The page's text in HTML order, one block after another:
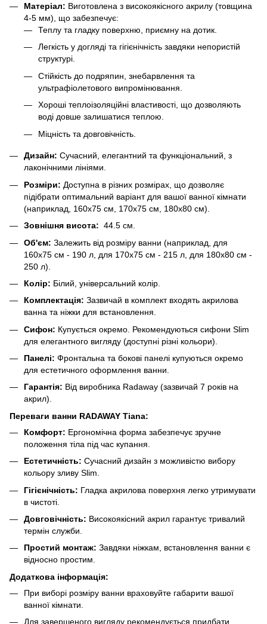
Матеріал: Виготовлена з високоякісного акрилу (товщина
4-5 мм), що забезпечує:
Теплу та гладку поверхню, приємну на дотик.
Легкість у догляді та гігієнічність завдяки непористій
структурі.
Стійкість до подряпин, знебарвлення та
ультрафіолетового випромінювання.
Хороші теплоізоляційні властивості, що дозволяють
воді довше залишатися теплою.
Міцність та довговічність.
Дизайн: Сучасний, елегантний та функціональний, з
лаконічними лініями.
Розміри: Доступна в різних розмірах, що дозволяє
підібрати оптимальний варіант для вашої ванної кімнати
(наприклад, 160x75 см, 170x75 см, 180x80 см).
Зовнішня висота: 44.5 см.
Об'єм: Залежить від розміру ванни (наприклад, для
160x75 см - 190 л, для 170x75 см - 215 л, для 180x80 см -
250 л).
Колір: Білий, універсальний колір.
Комплектація: Зазвичай в комплект входять акрилова
ванна та ніжки для встановлення.
Сифон: Купується окремо. Рекомендуються сифони Slim
для елегантного вигляду (доступні різні кольори).
Панелі: Фронтальна та бокові панелі купуються окремо
для естетичного оформлення ванни.
Гарантія: Від виробника Radaway (зазвичай 7 років на
акрил).
Переваги ванни RADAWAY Tiana:
Комфорт: Ергономічна форма забезпечує зручне
положення тіла під час купання.
Естетичність: Сучасний дизайн з можливістю вибору
кольору зливу Slim.
Гігієнічність: Гладка акрилова поверхня легко утримувати
в чистоті.
Довговічність: Високоякісний акрил гарантує тривалий
термін служби.
Простий монтаж: Завдяки ніжкам, встановлення ванни є
відносно простим.
Додаткова інформація:
При виборі розміру ванни враховуйте габарити вашої
ванної кімнати.
Для завершеного вигляду рекомендується придбати